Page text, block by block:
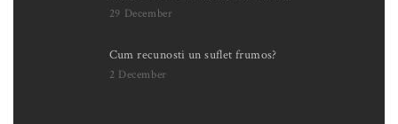
29 December
Cum recunosti un suflet frumos?
2 December